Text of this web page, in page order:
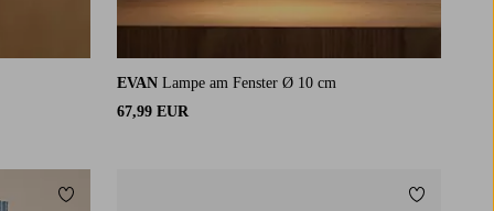
EVAN Lampe am Fenster Ø 10 cm
67,99 EUR
Zu Favoriten hinzufügen Zu